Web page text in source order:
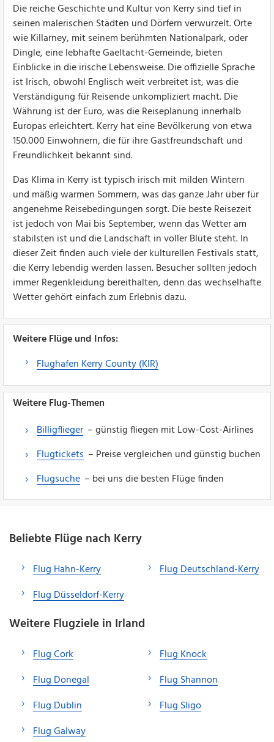
Die reiche Geschichte und Kultur von Kerry sind tief in
seinen malerischen Städten und Dörfern verwurzelt. Orte
wie Killarney, mit seinem berühmten Nationalpark, oder
Dingle, eine lebhafte Gaeltacht-Gemeinde, bieten
Einblicke in die irische Lebensweise. Die offizielle Sprache
ist Irisch, obwohl Englisch weit verbreitet ist, was die
Verständigung für Reisende unkompliziert macht. Die
Währung ist der Euro, was die Reiseplanung innerhalb
Europas erleichtert. Kerry hat eine Bevölkerung von etwa
150.000 Einwohnern, die für ihre Gastfreundschaft und
Freundlichkeit bekannt sind.
Das Klima in Kerry ist typisch irisch mit milden Wintern
und mäßig warmen Sommern, was das ganze Jahr über für
angenehme Reisebedingungen sorgt. Die beste Reisezeit
ist jedoch von Mai bis September, wenn das Wetter am
stabilsten ist und die Landschaft in voller Blüte steht. In
dieser Zeit finden auch viele der kulturellen Festivals statt,
die Kerry lebendig werden lassen. Besucher sollten jedoch
immer Regenkleidung bereithalten, denn das wechselhafte
Wetter gehört einfach zum Erlebnis dazu.
Weitere Flüge und Infos:
Flughafen Kerry County (KIR)
Weitere Flug-Themen
Billigflieger – günstig fliegen mit Low-Cost-Airlines
Flugtickets – Preise vergleichen und günstig buchen
Flugsuche – bei uns die besten Flüge finden
Beliebte Flüge nach Kerry
Flug Hahn-Kerry
Flug Düsseldorf-Kerry
Flug Deutschland-Kerry
Weitere Flugziele in Irland
Flug Cork
Flug Donegal
Flug Dublin
Flug Galway
Flug Knock
Flug Shannon
Flug Sligo